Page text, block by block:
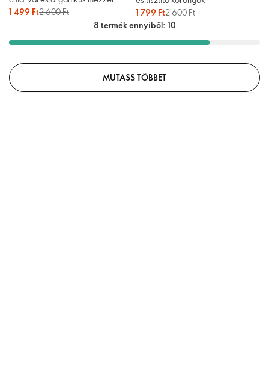
1 499 Ft2 600 Ft
1 799 Ft2 600 Ft
8 termék ennyiből: 10
MUTASS TÖBBET